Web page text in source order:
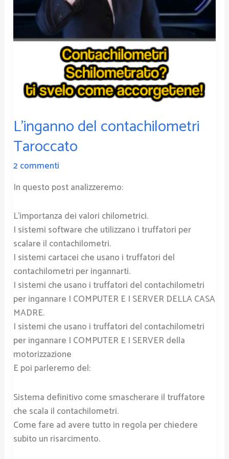
L’inganno del contachilometri
Taroccato
2 commenti
In questo post analizzeremo:
L’importanza dei valori chilometrici.
I sistemi software che utilizzano i truffatori per
scalare il contachilometri.
I sistemi cartacei che usano i truffatori del
contachilometri per ingannarti.
I sistemi che usano i truffatori del contachilometri
per ingannare I COMPUTER E I SERVER DELLA CASA
MADRE.
I sistemi che usano i truffatori del contachilometri
per ingannare I COMPUTER E I SERVER della
motorizzazione
E poi parleremo del:
Sistema definitivo come smascherare il truffatore
che scala il contachilometri.
Come fare ad avere tutto in regola per chiedere
subito un risarcimento.